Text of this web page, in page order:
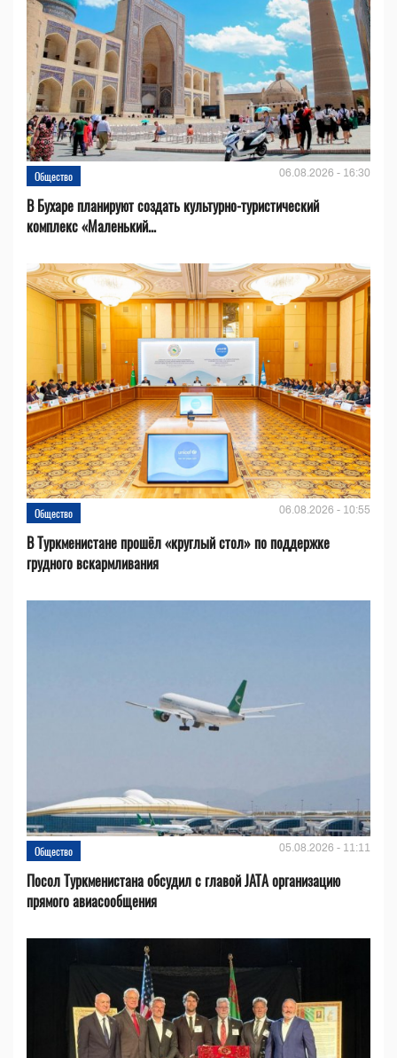
Общество 06.08.2026 - 16:30
В Бухаре планируют создать культурно-туристический
комплекс «Маленький...
Общество 06.08.2026 - 10:55
В Туркменистане прошёл «круглый стол» по поддержке
грудного вскармливания
Общество 05.08.2026 - 11:11
Посол Туркменистана обсудил с главой JATA организацию
прямого авиасообщения